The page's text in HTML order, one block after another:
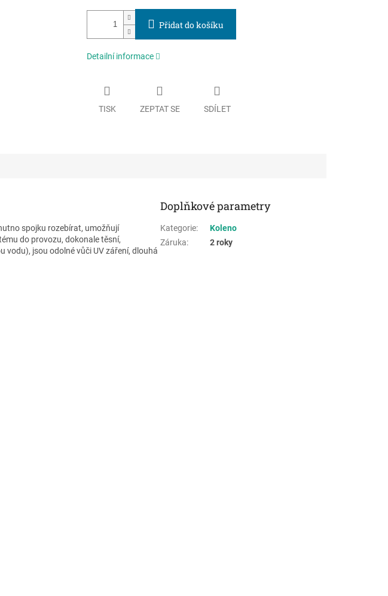
Přidat do košíku
Detailní informace
TISK ZEPTAT SE SDÍLET
spojku rozebírat, umožňují
do provozu, dokonale těsní,
vodu), jsou odolné vůči UV záření, dlouhá
Doplňkové parametry
Kategorie:
Koleno
Záruka: 2 roky